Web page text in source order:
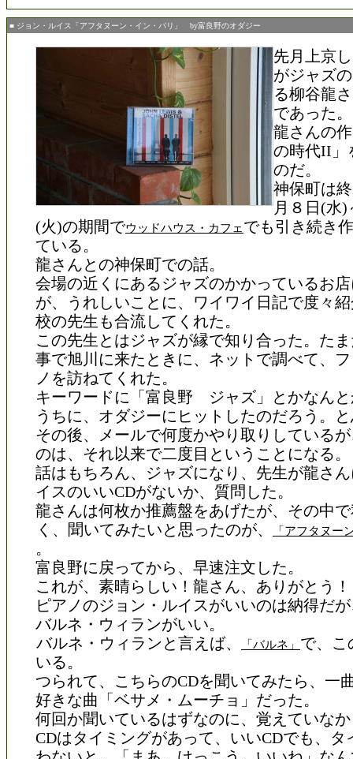
■ ジョン・ルイス「アフタヌーン・イン・パリ」 by富良野のオダジー
先月上京
がジャズ
る柳谷龍
であった。
龍さんの
の時代II」
のだ。
神保町は
月８日(水
(火)の期間でウッドハウス・カフェ でも引き続き
ている。
龍さんとの神保町での話。
会場の近くにあるジャズのかかっているお
が、うれしいことに、ワイワイ日記で度々
校の先生も合流してくれた。
この先生とはジャズが縁で知り合った。た
事で旭川に来たときに、ネットで調べて、
ノを訪ねてくれた。
キーワードに「富良野 ジャズ」とかなん
うちに、オダジーにヒットしたのだろう。
その後、メールで何度かやり取りしている
のは、それ以来で二度目ということになる。
話はもちろん、ジャズになり、先生が龍さ
イスのいいCDがないか、質問した。
龍さんは何枚か推薦盤をあげたが、その中
く、聞いてみたいと思ったのが、
「アフタヌー
。
富良野に戻ってから、早速注文した。
これが、素晴らしい！龍さん、ありがとう！
ピアノのジョン・ルイスがいいのは納得だ
バルネ・ウィランがいい。
バルネ・ウィランと言えば、
「バルネ」 で、こ
いる。
つられて、こちらのCDを聞いてみたら、一
好きな曲「ベサメ・ムーチョ」だった。
何回か聞いているはずなのに、覚えていな
CDはタイミングがあって、いいCDでも、タ